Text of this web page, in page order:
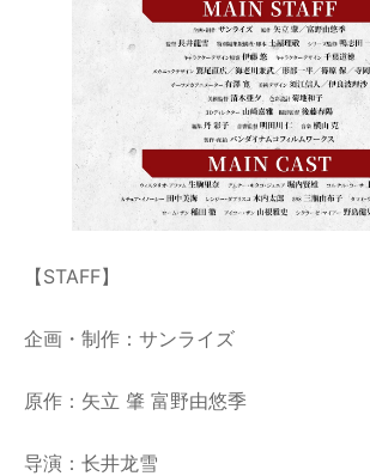
【STAFF】
企画・制作：サンライズ
原作：矢立 肇 富野由悠季
导演：长井龙雪